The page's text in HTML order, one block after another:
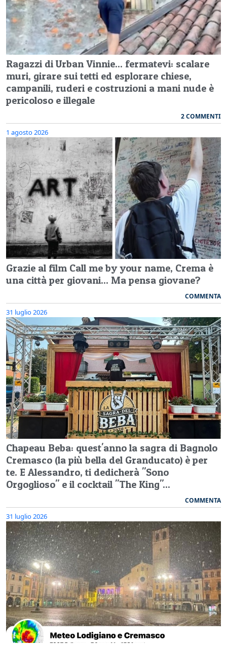
Ragazzi di Urban Vinnie... fermatevi: scalare
muri, girare sui tetti ed esplorare chiese,
campanili, ruderi e costruzioni a mani nude è
pericoloso e illegale
2 COMMENTI
1 agosto 2026
Grazie al film Call me by your name, Crema è
una città per giovani... Ma pensa giovane?
COMMENTA
31 luglio 2026
Chapeau Beba: quest'anno la sagra di Bagnolo
Cremasco (la più bella del Granducato) è per
te. E Alessandro, ti dedicherà "Sono
Orgoglioso" e il cocktail "The King"...
COMMENTA
31 luglio 2026